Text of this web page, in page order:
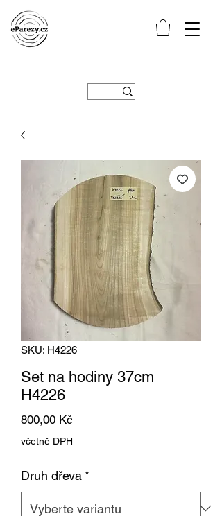
SKU: H4226
Set na hodiny 37cm
H4226
800,00 Kč
včetně DPH
Druh dřeva *